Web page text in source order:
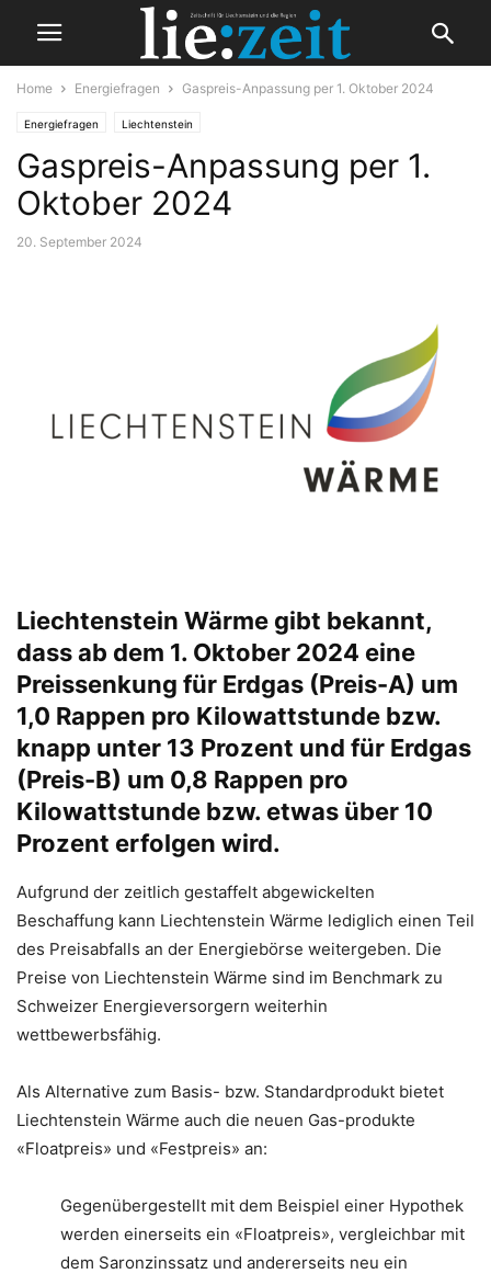
Home Energiefragen Gaspreis-Anpassung per 1. Oktober 2024
Energiefragen Liechtenstein
Gaspreis-Anpassung per 1.
Oktober 2024
20. September 2024
Liechtenstein Wärme gibt bekannt,
dass ab dem 1. Oktober 2024 eine
Preissenkung für Erdgas (Preis-A) um
1,0 Rappen pro Kilowattstunde bzw.
knapp unter 13 Prozent und für Erdgas
(Preis-B) um 0,8 Rappen pro
Kilowattstunde bzw. etwas über 10
Prozent erfolgen wird.
Aufgrund der zeitlich gestaffelt abgewickelten
Beschaffung kann Liechtenstein Wärme lediglich einen Teil
des Preisabfalls an der Energiebörse weitergeben. Die
Preise von Liechtenstein Wärme sind im Benchmark zu
Schweizer Energieversorgern weiterhin
wettbewerbsfähig.
Als Alternative zum Basis- bzw. Standardprodukt bietet
Liechtenstein Wärme auch die neuen Gas-produkte
«Floatpreis» und «Festpreis» an:
Gegenübergestellt mit dem Beispiel einer Hypothek
werden einerseits ein «Floatpreis», vergleichbar mit
dem Saronzinssatz und andererseits neu ein